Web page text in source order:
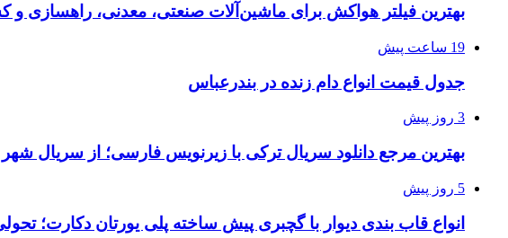
بهترین فیلتر هواکش برای ماشین‌آلات صنعتی، معدنی، راهسازی و
19 ساعت پیش
جدول قیمت انواع دام زنده در بندرعباس
3 روز پیش
بهترین مرجع دانلود سریال ترکی با زیرنویس فارسی؛ از سریال
5 روز پیش
انواع قاب بندی دیوار با گچبری پیش ساخته پلی یورتان دکارت؛